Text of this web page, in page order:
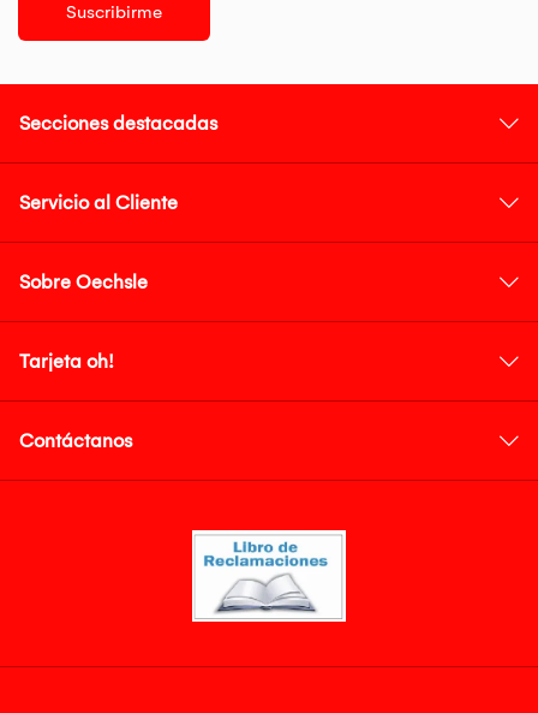
Suscribirme
Secciones destacadas
Servicio al Cliente
Sobre Oechsle
Tarjeta oh!
Contáctanos